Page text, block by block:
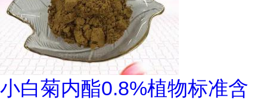
小白菊内酯0.8%植物标准含